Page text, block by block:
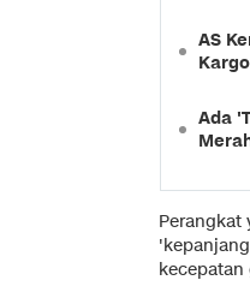
AS
Ada
Perangkat